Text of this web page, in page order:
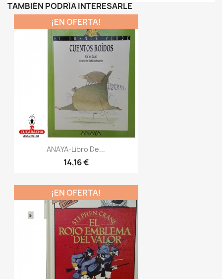
TAMBIÉN PODRÍA INTERESARLE
ANAYA-Libro De...
14,16 €
¡EN OFERTA!
¡EN OFERTA!